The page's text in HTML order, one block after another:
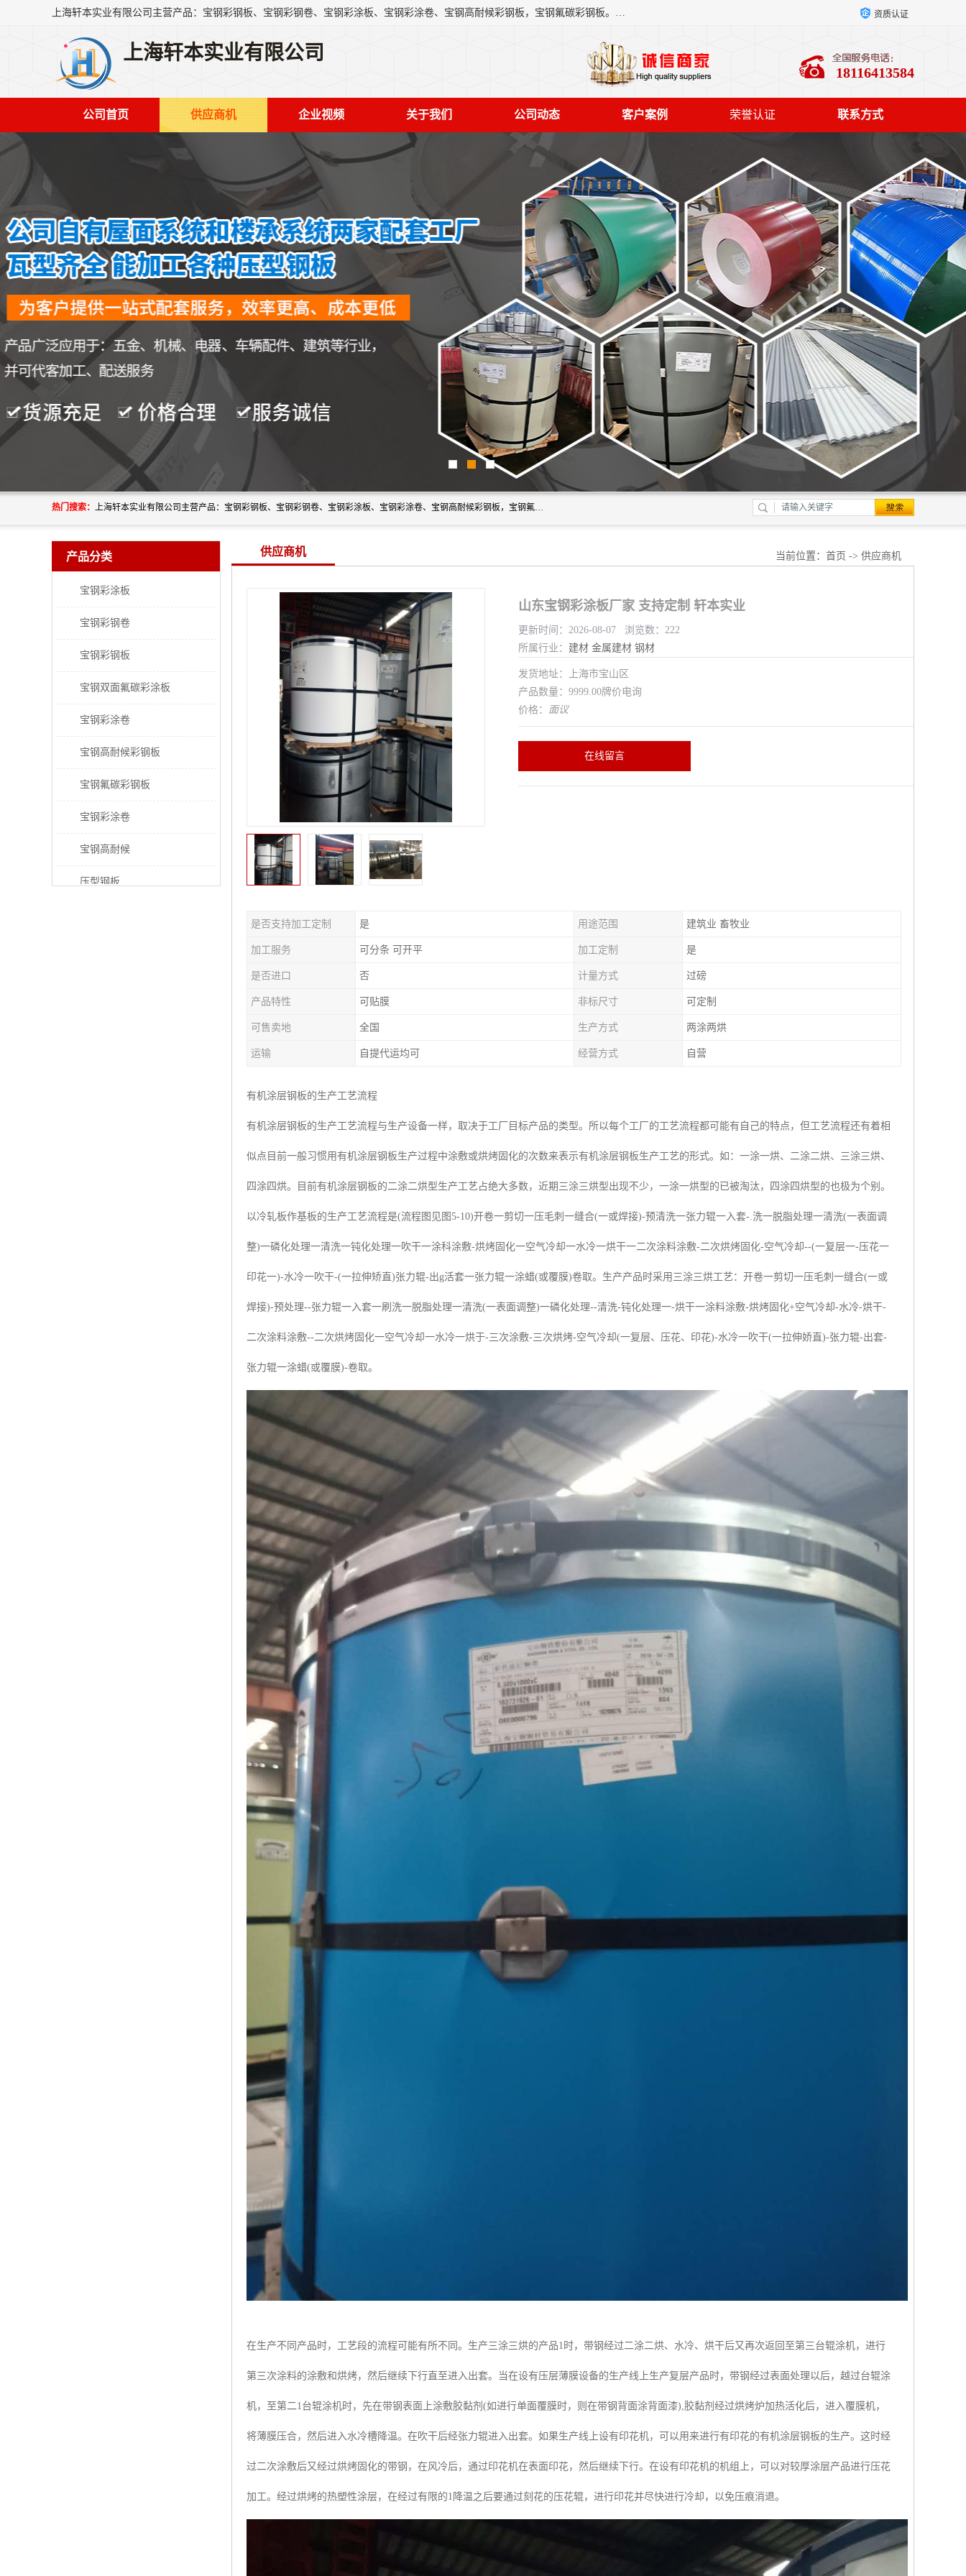
上海轩本实业有限公司主营产品：宝钢彩钢板、宝钢彩钢卷、宝钢彩涂板、宝钢彩涂卷、宝钢高耐候彩钢板，宝钢氟碳彩钢板。是一家集钢铁贸易，物流、加工为一体的产业全配套公司。 资质认证
上海轩本实业有限公司
18116413584
公司首页 供应商机 企业视频 关于我们 公司动态 客户案例 荣誉认证 联系方式
热门搜索： 上海轩本实业有限公司主营产品：宝钢彩钢板、宝钢彩钢卷、宝钢彩涂板、宝钢彩涂卷、宝钢高耐候彩钢板，宝钢氟碳彩钢板。是一家集钢铁贸易，物流、加工为一体的产业全配套公司。
产品分类
宝钢彩涂板
宝钢彩钢卷
宝钢彩钢板
宝钢双面氟碳彩涂板
宝钢彩涂卷
宝钢高耐候彩钢板
宝钢氟碳彩钢板
宝钢彩涂卷
宝钢高耐候
压型钢板
供应商机 当前位置： 首页 -> 供应商机
山东宝钢彩涂板厂家 支持定制 轩本实业
更新时间：2026-08-07 浏览数：222
所属行业： 建材 金属建材 钢材
发货地址：上海市宝山区
产品数量：9999.00牌价电询
价格： 面议
在线留言
是否支持加工定制 是 用途范围 建筑业 畜牧业
加工服务 可分条 可开平 加工定制 是
是否进口 否 计量方式 过磅
产品特性 可贴膜 非标尺寸 可定制
可售卖地 全国 生产方式 两涂两烘
运输 自提代运均可 经营方式 自营
有机涂层钢板的生产工艺流程
有机涂层钢板的生产工艺流程与生产设备一样，取决于工厂目标产品的类型。所以每个工厂的工艺流程都可能有自己的特点，但工艺流程还有着相
似点目前一般习惯用有机涂层钢板生产过程中涂敷或烘烤固化的次数来表示有机涂层钢板生产工艺的形式。如：一涂一烘、二涂二烘、三涂三烘、
四涂四烘。目前有机涂层钢板的二涂二烘型生产工艺占绝大多数，近期三涂三烘型出现不少，一涂一烘型的已被淘汰，四涂四烘型的也极为个别。
以冷轧板作基板的生产工艺流程是(流程图见图5-10)开卷一剪切一压毛刺一缝合(一或焊接)-预清洗一张力辊一入套-.洗一脱脂处理一清洗(一表面调
整)一磷化处理一清洗一钝化处理一吹干一涂科涂敷-烘烤固化一空气冷却一水冷一烘干一二次涂料涂敷-二次烘烤固化-空气冷却--(一复层一-压花一
印花一)-水冷一吹干-(一拉伸矫直)张力辊-出g活套一张力辊一涂蜡(或覆膜)卷取。生产产品时采用三涂三烘工艺：开卷一剪切一压毛刺一缝合(一或
焊接)-预处理--张力辊一入套一刷洗一脱脂处理一清洗(一表面调整)一磷化处理--清洗-钝化处理一-烘干一涂料涂敷-烘烤固化+空气冷却-水冷-烘干-
二次涂料涂敷--二次烘烤固化一空气冷却一水冷一烘于-三次涂敷-三次烘烤-空气冷却(一复层、压花、印花)-水冷一吹干(一拉伸娇直)-张力辊-出套-
张力辊一涂蜡(或覆膜)-卷取。
在生产不同产品时，工艺段的流程可能有所不同。生产三涂三烘的产品1时，带钢经过二涂二烘、水冷、烘干后又再次返回至第三台辊涂机，进行
第三次涂料的涂敷和烘烤，然后继续下行直至进入出套。当在设有压层薄膜设备的生产线上生产复层产品时，带钢经过表面处理以后，越过台辊涂
机，至第二1台辊涂机时，先在带钢表面上涂敷胶黏剂(如进行单面覆膜时，则在带钢背面涂背面漆),胶黏剂经过烘烤炉加热活化后，进入覆膜机，
将薄膜压合，然后进入水冷槽降温。在吹干后经张力辊进入出套。如果生产线上设有印花机，可以用来进行有印花的有机涂层钢板的生产。这时经
过二次涂敷后又经过烘烤固化的带钢，在风冷后，通过印花机在表面印花，然后继续下行。在设有印花机的机组上，可以对较厚涂层产品进行压花
加工。经过烘烤的热塑性涂层，在经过有限的1降温之后要通过刻花的压花辊，进行印花并尽快进行冷却，以免压痕消退。